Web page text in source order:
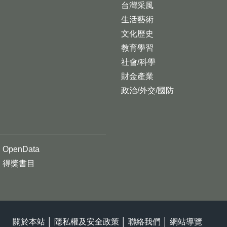
台灣采風
生活藝術
文化歷史
教育學習
社會/科學
財金產業
政治/外交/國防
OpenData
得獎書目
關於本站 隱私權及安全政策 聯絡我們 網站導覽